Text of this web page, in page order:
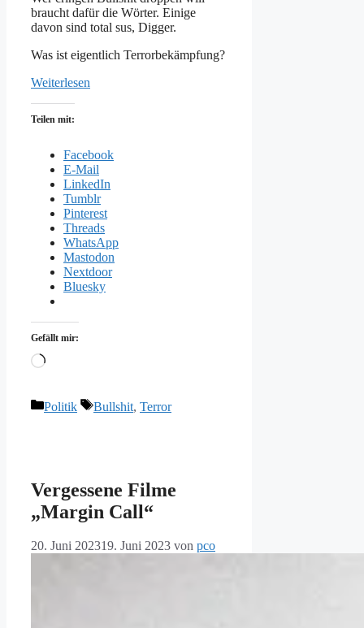
braucht dafür die Wörter. Einige
davon sind total sus, Digger.
Was ist eigentlich Terrorbekämpfung?
Weiterlesen
Teilen mit:
Facebook
E-Mail
LinkedIn
Tumblr
Pinterest
Threads
WhatsApp
Mastodon
Nextdoor
Bluesky
Gefällt mir:
Wird
Kategorien
Politik Schlagwörter
Bullshit, Terror
Vergessene Filme
„Margin Call“
20. Juni 202319. Juni 2023 von pco